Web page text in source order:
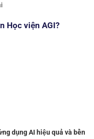
Học viện AGI?
dụng AI hiệu quả và bền